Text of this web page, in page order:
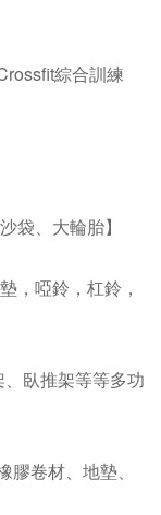
綜合訓練
、大輪胎】
啞鈴，杠鈴，
、臥推架等等多功
卷材、地墊、